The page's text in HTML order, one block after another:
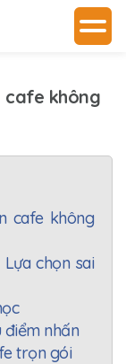
cafe không
cafe không
chọn sai
điểm nhấn
trọn gói